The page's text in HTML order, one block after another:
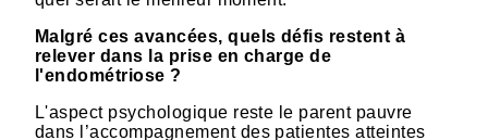
Malgré ces avancées, quels défis restent à
relever dans la prise en charge de
l'endométriose ?
L'aspect psychologique reste le parent pauvre
dans l’accompagnement des patientes atteintes